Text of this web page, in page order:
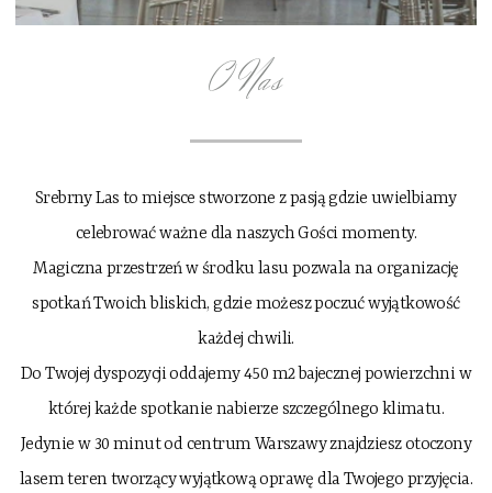
O Nas
Srebrny Las to miejsce stworzone z pasją gdzie uwielbiamy
celebrować ważne dla naszych Gości momenty.
Magiczna przestrzeń w środku lasu pozwala na organizację
spotkań Twoich bliskich, gdzie możesz poczuć wyjątkowość
każdej chwili.
Do Twojej dyspozycji oddajemy 450 m2 bajecznej powierzchni w
której każde spotkanie nabierze szczególnego klimatu.
Jedynie w 30 minut od centrum Warszawy znajdziesz otoczony
lasem teren tworzący wyjątkową oprawę dla Twojego przyjęcia.